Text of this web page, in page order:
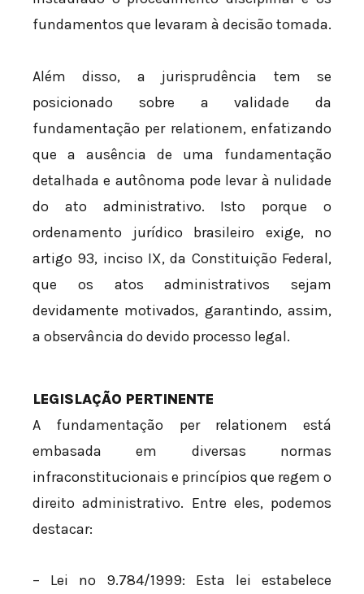
fundamentos que levaram à decisão tomada.
Além disso, a jurisprudência tem se
posicionado sobre a validade da
fundamentação per relationem, enfatizando
que a ausência de uma fundamentação
detalhada e autônoma pode levar à nulidade
do ato administrativo. Isto porque o
ordenamento jurídico brasileiro exige, no
artigo 93, inciso IX, da Constituição Federal,
que os atos administrativos sejam
devidamente motivados, garantindo, assim,
a observância do devido processo legal.
LEGISLAÇÃO PERTINENTE
A fundamentação per relationem está
embasada em diversas normas
infraconstitucionais e princípios que regem o
direito administrativo. Entre eles, podemos
destacar:
– Lei nº 9.784/1999: Esta lei estabelece